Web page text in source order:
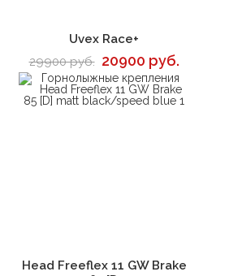
В корзину
Uvex Race+
29900 руб. 20900 руб.
В корзину
Head Freeflex 11 GW Brake